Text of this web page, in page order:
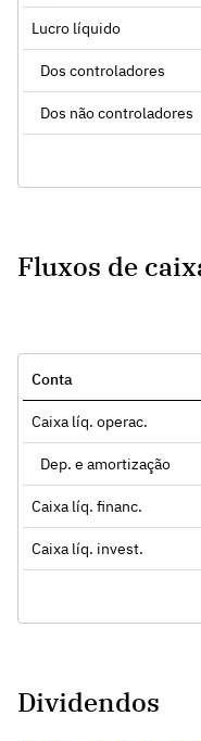
Lucro líquido
Dos controladores
Dos não controladores
Fluxos de
Conta
Caixa líq. operac.
Dep. e amortização
Caixa líq. financ.
Caixa líq. invest.
Dividendos